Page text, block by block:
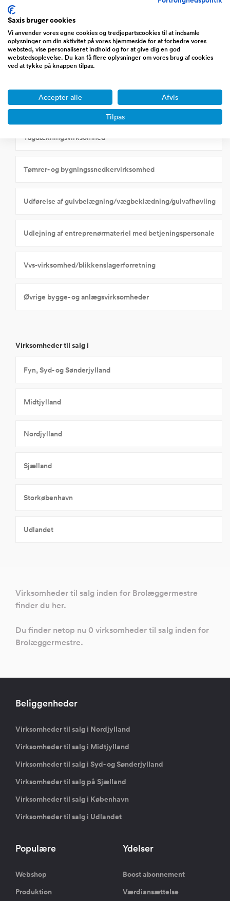
Smedevirksomhed
Stukkatørvirksomhed
Tagdækningsvirksomhed
Tømrer- og bygningssnedkervirksomhed
Udførelse af gulvbelægning/vægbeklædning/gulvafhøvling
Udlejning af entreprenørmateriel med betjeningspersonale
Vvs-virksomhed/blikkenslagerforretning
Øvrige bygge- og anlægsvirksomheder
Virksomheder til salg i
Fyn, Syd- og Sønderjylland
Midtjylland
Nordjylland
Sjælland
Storkøbenhavn
Udlandet
Virksomheder til salg inden for Brolæggermestre
finder du her.
Du finder netop nu 0 virksomheder til salg inden for
Brolæggermestre.
Beliggenheder
Virksomheder til salg i Nordjylland
Virksomheder til salg i Midtjylland
Virksomheder til salg i Syd- og Sønderjylland
Virksomheder til salg på Sjælland
Virksomheder til salg i København
Virksomheder til salg i Udlandet
Populære
Webshop
Produktion
Ydelser
Boost abonnement
Værdiansættelse
Saxis bruger cookies
Vi anvender vores egne cookies og tredjepartscookies til at indsamle
oplysninger om din aktivitet på vores hjemmeside for at forbedre vores
websted, vise personaliseret indhold og for at give dig en god
webstedsoplevelse. Du kan få flere oplysninger om vores brug af cookies
ved at tykke på knappen tilpas.
Accepter alle Afvis
Tilpas